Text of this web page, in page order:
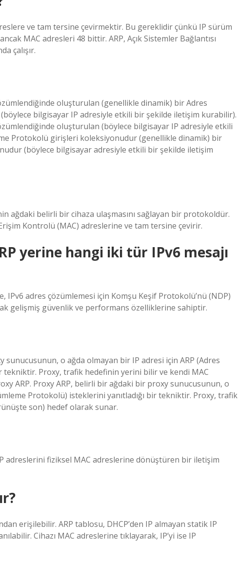
ve tam tersine çevirmektir. Bu gereklidir çünkü IP sürüm
MAC adresleri 48 bittir. ARP, Açık Sistemler Bağlantısı
çalışır.
oluşturulan (genellikle dinamik) bir Adres
bilgisayar IP adresiyle etkili bir şekilde iletişim kurabilir).
oluşturulan (böylece bilgisayar IP adresiyle etkili
Protokolü girişleri koleksiyonudur (genellikle dinamik) bir
(böylece bilgisayar adresiyle etkili bir şekilde iletişim
ağdaki belirli bir cihaza ulaşmasını sağlayan bir protokoldür.
Kontrolü (MAC) adreslerine ve tam tersine çevirir.
yerine hangi iki tür IPv6 mesajı
adres çözümlemesi için Komşu Keşif Protokolü’nü (NDP)
gelişmiş güvenlik ve performans özelliklerine sahiptir.
sunucusunun, o ağda olmayan bir IP adresi için ARP (Adres
tekniktir. Proxy, trafik hedefinin yerini bilir ve kendi MAC
ARP. Proxy ARP, belirli bir ağdaki bir proxy sunucusunun, o
Protokolü) isteklerini yanıtladığı bir tekniktir. Proxy, trafik
son) hedef olarak sunar.
adreslerini fiziksel MAC adreslerine dönüştüren bir iletişim
erişilebilir. ARP tablosu, DHCP’den IP almayan statik IP
Cihazı MAC adreslerine tıklayarak, IP’yi ise IP